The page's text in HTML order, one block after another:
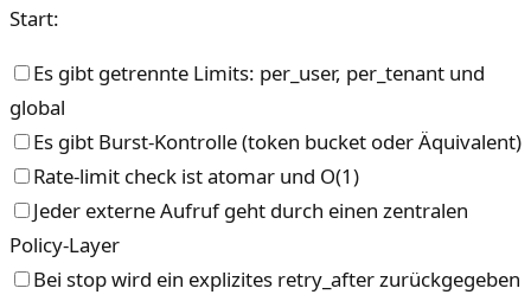
Start:
Es gibt getrennte Limits: per_user, per_tenant und
global
Es gibt Burst-Kontrolle (token bucket oder Äquivalent)
Rate-limit check ist atomar und O(1)
Jeder externe Aufruf geht durch einen zentralen
Policy-Layer
Bei stop wird ein explizites retry_after zurückgegeben